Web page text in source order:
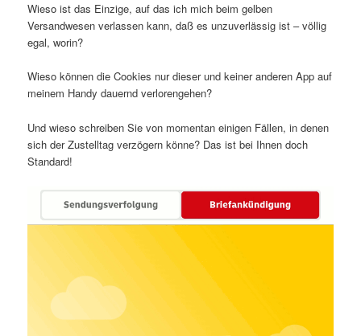
Wieso ist das Einzige, auf das ich mich beim gelben
Versandwesen verlassen kann, daß es unzuverlässig ist – völlig
egal, worin?
Wieso können die Cookies nur dieser und keiner anderen App auf
meinem Handy dauernd verlorengehen?
Und wieso schreiben Sie von momentan einigen Fällen, in denen
sich der Zustelltag verzögern könne? Das ist bei Ihnen doch
Standard!